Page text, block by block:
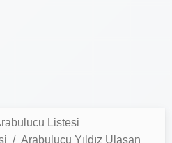
Listesi
Arabulucu Yıldız Ulaşan